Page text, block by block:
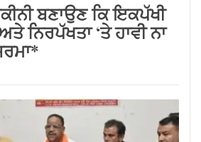
2 की मौत और 13 घायल